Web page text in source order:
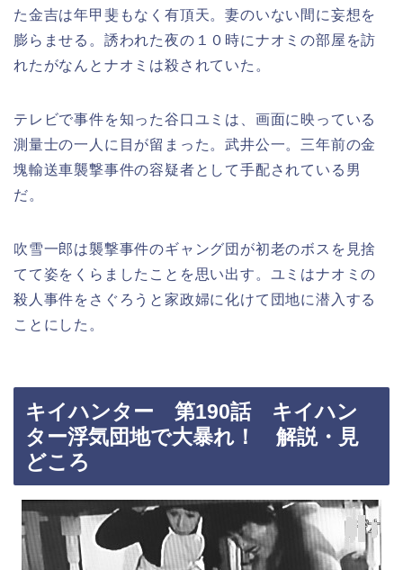
た金吉は年甲斐もなく有頂天。妻のいない間に妄想を
膨らませる。誘われた夜の１０時にナオミの部屋を訪
れたがなんとナオミは殺されていた。
テレビで事件を知った谷口ユミは、画面に映っている
測量士の一人に目が留まった。武井公一。三年前の金
塊輸送車襲撃事件の容疑者として手配されている男
だ。
吹雪一郎は襲撃事件のギャング団が初老のボスを見捨
てて姿をくらましたことを思い出す。ユミはナオミの
殺人事件をさぐろうと家政婦に化けて団地に潜入する
ことにした。
キイハンター 第190話 キイハン
ター浮気団地で大暴れ！ 解説・見
どころ